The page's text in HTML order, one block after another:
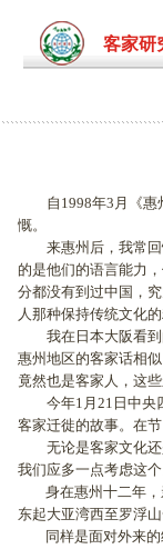
客家研
自1998年3月《惠州
慨。
来惠州后，我常回
的是他们的语言能力
分都没有到过中国，
人那种保持传统文化
我在日本大阪看到
惠州地区的客家话相
竟然也是客家人，这
今年1月21日中央四
客家迁徙的故事。在
无论是客家文化还
我们应多一点考虑这
身在惠州十二年，
东起大亚湾西至罗浮
同样是面对外来的